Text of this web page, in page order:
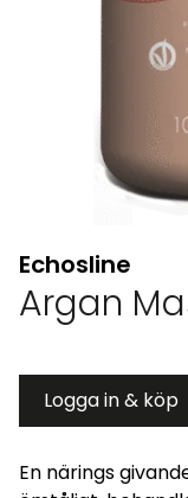
Echosline
Argan
Logga in & köp
En närings